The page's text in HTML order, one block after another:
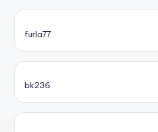
furla77
bk236